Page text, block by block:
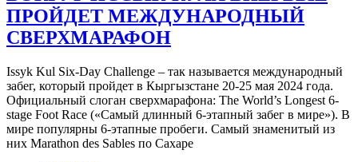
ПРОЙДЕТ МЕЖДУНАРОДНЫЙ
СВЕРХМАРАФОН
Issyk Kul Six-Day Challenge – так называется международный
забег, который пройдет в Кыргызстане 20-25 мая 2024 года.
Официальный слоган сверхмарафона: The World’s Longest 6-
stage Foot Race («Самый длинный 6-этапный забег в мире»). В
мире популярны 6-этапные пробеги. Самый знаменитый из
них Marathon des Sables по Сахаре